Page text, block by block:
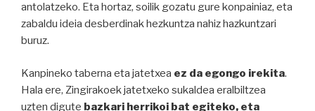
antolatzeko. Eta hortaz, soilik gozatu gure konpainiaz, eta
zabaldu ideia desberdinak hezkuntza nahiz hazkuntzari
buruz.
Kanpineko taberna eta jatetxea ez da egongo irekita.
Hala ere, Zingirakoek jatetxeko sukaldea eralbiltzea
uzten digute bazkari herrikoi bat egiteko, eta